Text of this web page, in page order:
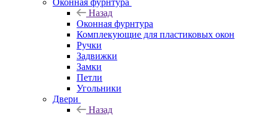
Оконная фурнтура
Назад
Оконная фурнтура
Комплекующие для пластиковых окон
Ручки
Задвижки
Замки
Петли
Угольники
Двери
Назад